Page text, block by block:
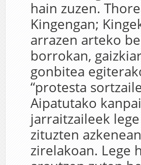
hain zuzen.
Kingengan;
arrazen arteko
borrokan,
gonbitea
“protesta
Aipatutako
jarraitzaileek
zituzten
zirelakoan. Lege